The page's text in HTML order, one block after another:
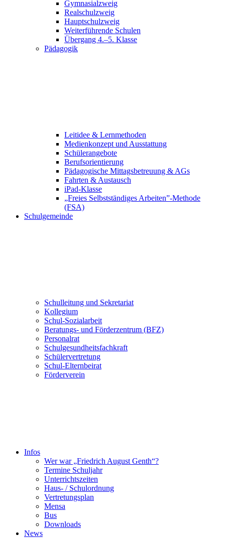
Gymnasialzweig
Realschulzweig
Hauptschulzweig
Weiterführende Schulen
Übergang 4.–5. Klasse
Pädagogik
Leitidee & Lernmethoden
Medienkonzept und Ausstattung
Schülerangebote
Berufsorientierung
Pädagogische Mittagsbetreuung & AGs
Fahrten & Austausch
iPad-Klasse
„Freies Selbstständiges Arbeiten”-Methode
(FSA)
Schulgemeinde
Schulleitung und Sekretariat
Kollegium
Schul-Sozialarbeit
Beratungs- und Förderzentrum (BFZ)
Personalrat
Schulgesundheitsfachkraft
Schülervertretung
Schul-Elternbeirat
Förderverein
Infos
Wer war „Friedrich August Genth“?
Termine Schuljahr
Unterrichtszeiten
Haus- / Schulordnung
Vertretungsplan
Mensa
Bus
Downloads
News